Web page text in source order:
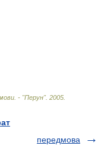
мови. - "Перун". 2005
передмова